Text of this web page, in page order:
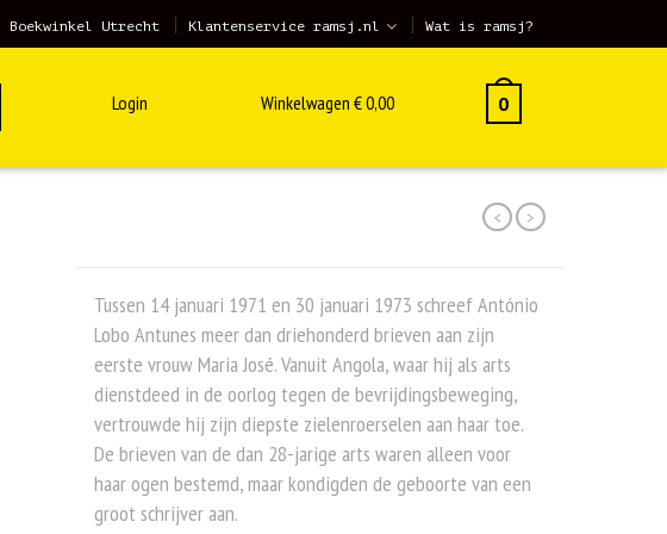
Boekwinkel Utrecht Klantenservice ramsj.nl Wat is ramsj?
Login Winkelwagen €0,00 0
< >
Tussen 14 januari 1971 en 30 januari 1973 schreef António
Lobo Antunes meer dan driehonderd brieven aan zijn
eerste vrouw Maria José. Vanuit Angola, waar hij als arts
dienstdeed in de oorlog tegen de bevrijdingsbeweging,
vertrouwde hij zijn diepste zielenroerselen aan haar toe.
De brieven van de dan 28-jarige arts waren alleen voor
haar ogen bestemd, maar kondigden de geboorte van een
groot schrijver aan.